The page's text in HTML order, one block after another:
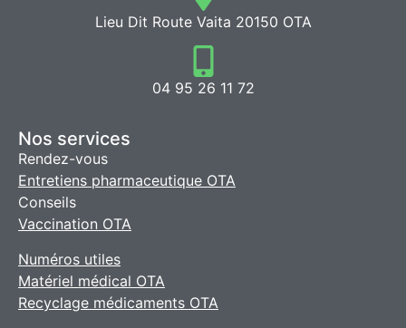
Lieu Dit Route Vaita 20150 OTA
04 95 26 11 72
Nos services
Rendez-vous
Entretiens pharmaceutique OTA
Conseils
Vaccination OTA
Numéros utiles
Matériel médical OTA
Recyclage médicaments OTA